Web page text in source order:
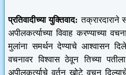
प्रतिवादीच्या युक्तिवाद: तक्रारदाराने
अपीलकर्त्याच्या विवाह करण्याच्या
मुलांना समर्थन देण्याचे आश्वासन दिले
वचनावर विश्वास ठेवून तिच्या
अपीलकर्त्याचे वर्तन खोटे वचन